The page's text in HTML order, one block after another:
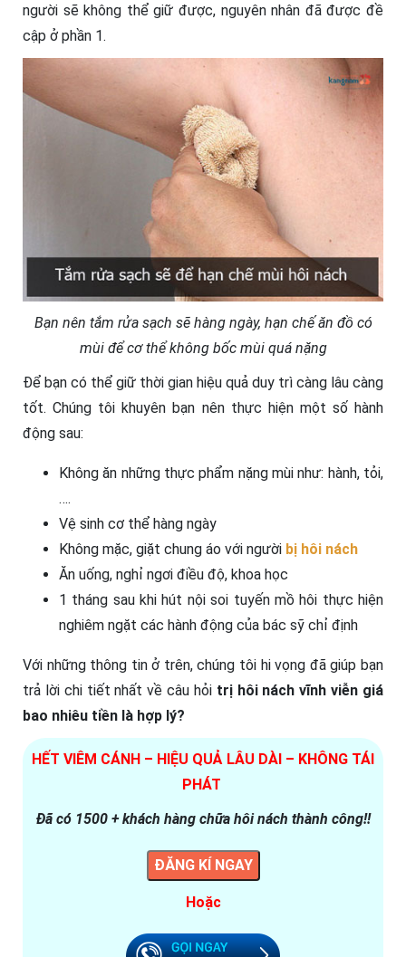
người sẽ không thể giữ được, nguyên nhân đã được đề
cập ở phần 1.
Bạn nên tắm rửa sạch sẽ hàng ngày, hạn chế ăn đồ có
mùi để cơ thể không bốc mùi quá nặng
Để bạn có thể giữ thời gian hiệu quả duy trì càng lâu càng
tốt. Chúng tôi khuyên bạn nên thực hiện một số hành
động sau:
Không ăn những thực phẩm nặng mùi như: hành, tỏi,
….
Vệ sinh cơ thể hàng ngày
Không mặc, giặt chung áo với người bị hôi nách
Ăn uống, nghỉ ngơi điều độ, khoa học
1 tháng sau khi hút nội soi tuyến mồ hôi thực hiện
nghiêm ngặt các hành động của bác sỹ chỉ định
Với những thông tin ở trên, chúng tôi hi vọng đã giúp bạn
trả lời chi tiết nhất về câu hỏi trị hôi nách vĩnh viễn giá
bao nhiêu tiền là hợp lý?
HẾT VIÊM CÁNH – HIỆU QUẢ LÂU DÀI – KHÔNG TÁI
PHÁT
Đã có 1500 + khách hàng chữa hôi nách thành công!!
ĐĂNG KÍ NGAY
Hoặc